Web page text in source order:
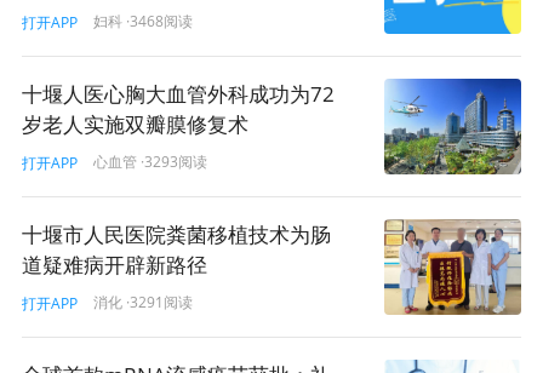
打开APP 妇科 ·3468阅读
十堰人医心胸大血管外科成功为72
岁老人实施双瓣膜修复术
打开APP 心血管 ·3293阅读
十堰市人民医院粪菌移植技术为肠
道疑难病开辟新路径
打开APP 消化 ·3291阅读